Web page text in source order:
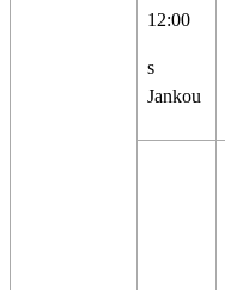
12:00
s
Jankou